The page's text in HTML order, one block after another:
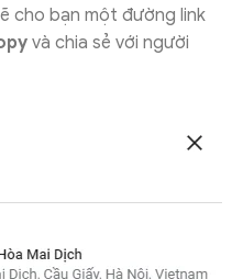
cho bạn một đường link
và chia sẻ với người